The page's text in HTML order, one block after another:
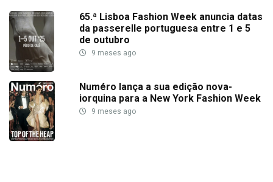
65.ª Lisboa Fashion Week anuncia datas
da passerelle portuguesa entre 1 e 5
de outubro
9 meses ago
Numéro lança a sua edição nova-
iorquina para a New York Fashion Week
9 meses ago